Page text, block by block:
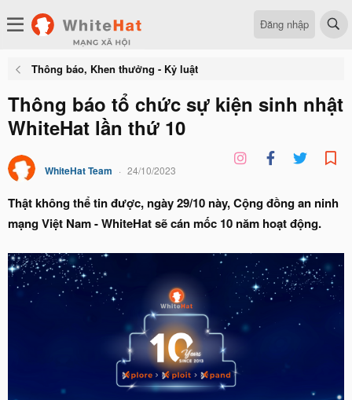
Đăng nhập
Thông báo, Khen thưởng - Kỷ luật
Thông báo tổ chức sự kiện sinh nhật
WhiteHat lần thứ 10
WhiteHat Team 24/10/2023
Thật không thể tin được, ngày 29/10 này, Cộng đồng an ninh
mạng Việt Nam - WhiteHat sẽ cán mốc 10 năm hoạt động.